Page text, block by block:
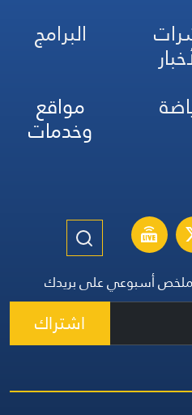
البرامج
مواقع
وخدمات
أسبوعي على بريدك
اشتراك